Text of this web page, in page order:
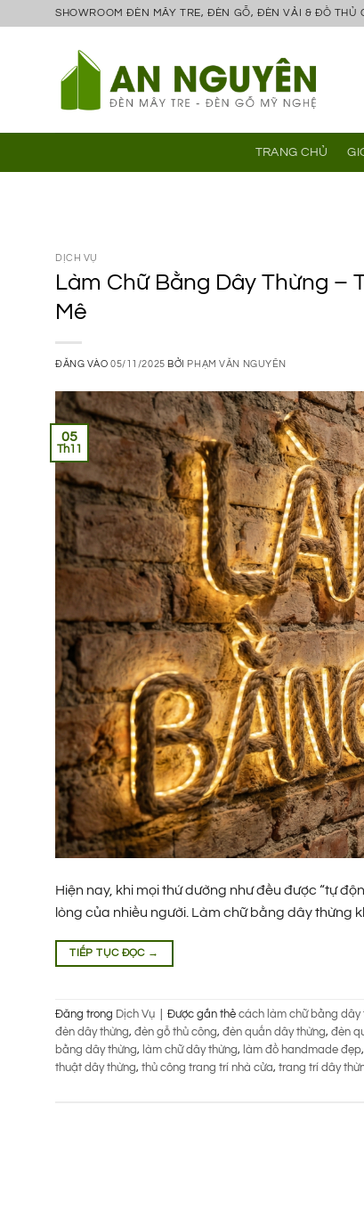
SHOWROOM ĐÈN MÂY TRE, ĐÈN GỖ, ĐÈN VẢI & ĐỒ THỦ
TRANG CHỦ
DỊCH VỤ
Làm Chữ Bằng Dây Thừng –
Mê
ĐĂNG VÀO05/11/2025 BỞI PHẠM VĂN NGUYÊN
05
Th11
Hiện nay, khi mọi thứ dường như đều được “tự
lòng của nhiều người. Làm chữ bằng dây thừng
TIẾP TỤC ĐỌC →
Đăng trong Dịch Vụ Được gắn thẻ cách làm chữ bằng dây
đèn dây thừng, đèn gỗ thủ công, đèn quấn dây thừng, đèn
bằng dây thừng, làm chữ dây thừng, làm đồ handmade đẹp,
thuật dây thừng, thủ công trang trí nhà cửa, trang trí dây